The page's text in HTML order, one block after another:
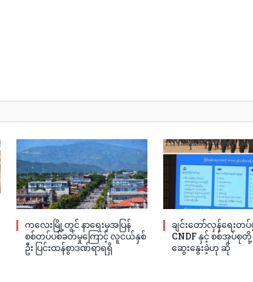
ကလေးမြို့တွင် နာရေးမှအပြန်
စစ်တပ်ပစ်ခတ်မှုကြောင့် လူငယ်နှစ်
ဦး ပြင်းထန်စွာဒဏ်ရာရရှိ
ချင်းတော်လှန်ရေးတပ်
CNDF နှင့် စစ်အုပ်
ဆွေးနွေးခဲ့ဟု ဆို